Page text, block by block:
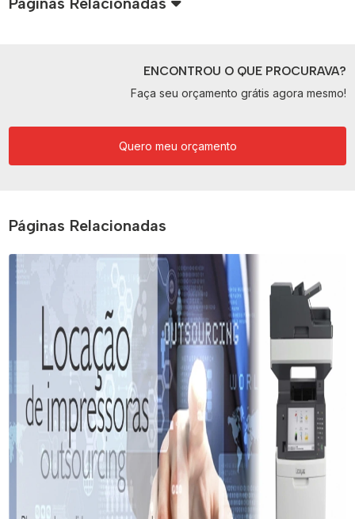
ENCONTROU O QUE PROCURAVA?
Faça seu orçamento grátis agora mesmo!
Quero meu orçamento
Páginas Relacionadas